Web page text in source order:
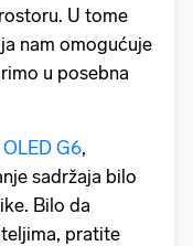
U tome
nam omogućuje
u posebna
OLED G6,
sadržaja bilo
Bilo da
pratite